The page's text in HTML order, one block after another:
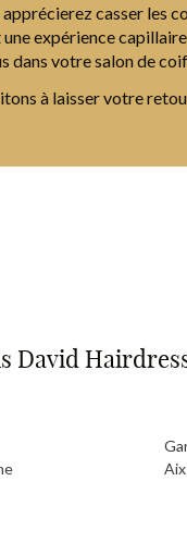
casser les
une expérience
dans votre salon de
à laisser votre
David